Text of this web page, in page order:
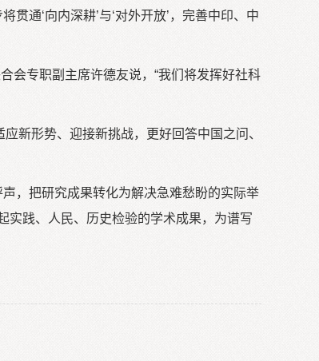
通‘向内深耕’与‘对外开放’，完善中印、中
会专职副主席许德友说，“我们将发挥好社科
新形势、迎接新挑战，更好回答中国之问、
，把研究成果转化为解决急难愁盼的实际举
实践、人民、历史检验的学术成果，为谱写